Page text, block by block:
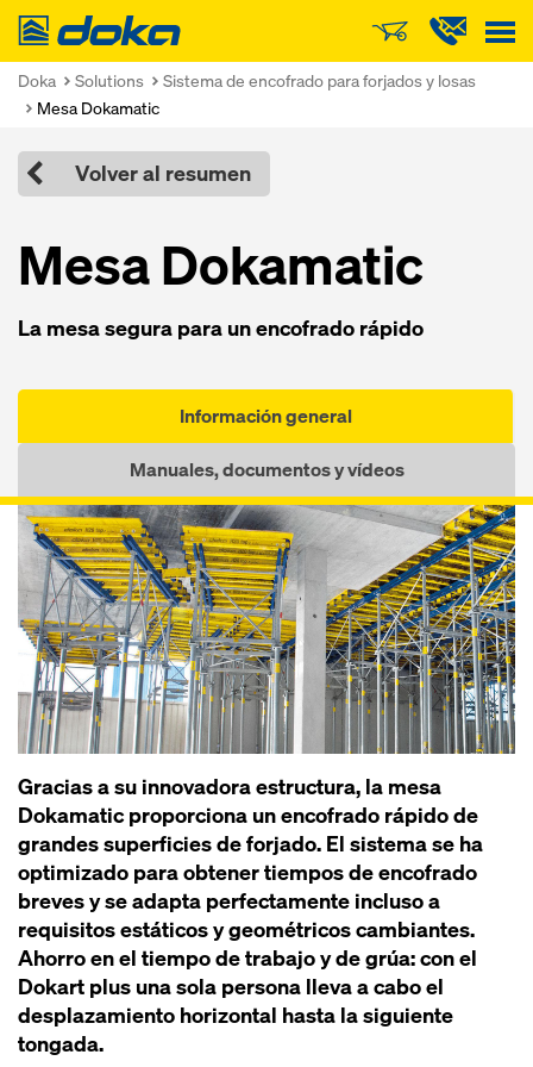
Doka
Doka Solutions
Sistema de encofrado para forjados y losas
Mesa Dokamatic
Volver al resumen
Me­sa Dokamatic
La me­sa segura pa­ra un encofra­do rápido
Información general
Manuales, documentos y vídeos
Gracias a su innova­dora estructura, la me­sa
Dokamatic proporciona un encofra­do rápido de
grandes superficies de forja­do. El sistema se ha
optimiza­do pa­ra obtener tiempos de encofra­do
breves y se adapta perfecta­mente incluso a
requisitos estáti­cos y geométri­cos cambiantes.
Ahorro en el tiempo de trabajo y de grúa: con el
Dokart plus una sola persona lleva a cabo el
desplazamiento horizontal hasta la siguiente
tonga­da.